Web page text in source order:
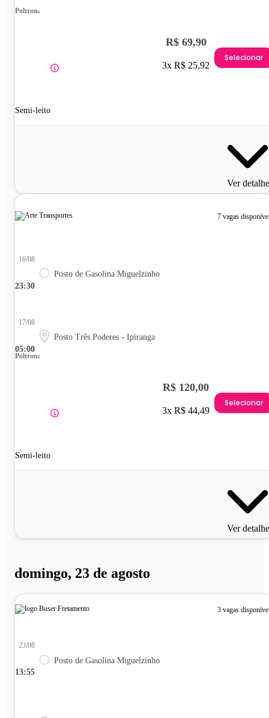
Poltrona
Semi-leito
R$ 69,90
3x R$ 25,92
Selecionar
Ver
7 vagas
23:30
16/08
Posto de Gasolina Miguelzinho
05:00
17/08
Posto Três Poderes - Ipiranga
Poltrona
Semi-leito
R$ 120,00
3x R$ 44,49
Selecionar
Ver
domingo, 23 de agosto
3 vagas
13:55
23/08
Posto de Gasolina Miguelzinho